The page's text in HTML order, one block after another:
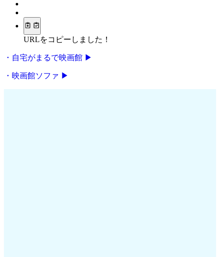
URLをコピーしました！
・自宅がまるで映画館 ▶
・映画館ソファ ▶